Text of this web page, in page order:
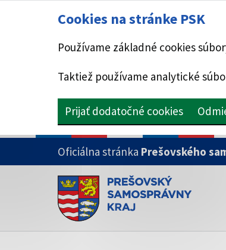
Cookies na stránke PSK
Používame základné cookies
Taktiež používame analytické
Prijať dodatočné cookies
PRESKOČIŤ NA HLAVNÝ OBSAH
Oficiálna stránka Prešovského
Doména psk.sk je oficiálna
Toto je oficiálna webová stránka